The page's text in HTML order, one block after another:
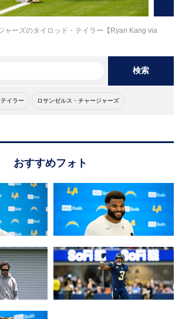
ャーズのタイロッド・テイラー【Ryan Kang via
検索
イラー ロサンゼルス・チャージャーズ
おすすめフォト